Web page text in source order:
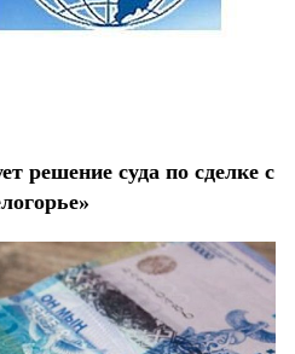
решение суда по сделке с